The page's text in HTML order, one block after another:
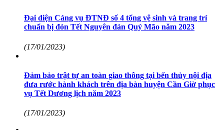
Đại diện Cảng vụ ĐTNĐ số 4 tổng vệ sinh và trang trí
chuẩn bị đón Tết Nguyên đán Quý Mão năm 2023
(17/01/2023)
Đảm bảo trật tự an toàn giao thông tại bến thủy nội địa
đưa rước hành khách trên địa bàn huyện Cần Giờ phục
vụ Tết Dương lịch năm 2023
(17/01/2023)